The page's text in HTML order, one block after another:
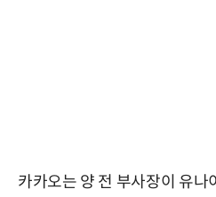
카카오는 양 전 부사장이 유나